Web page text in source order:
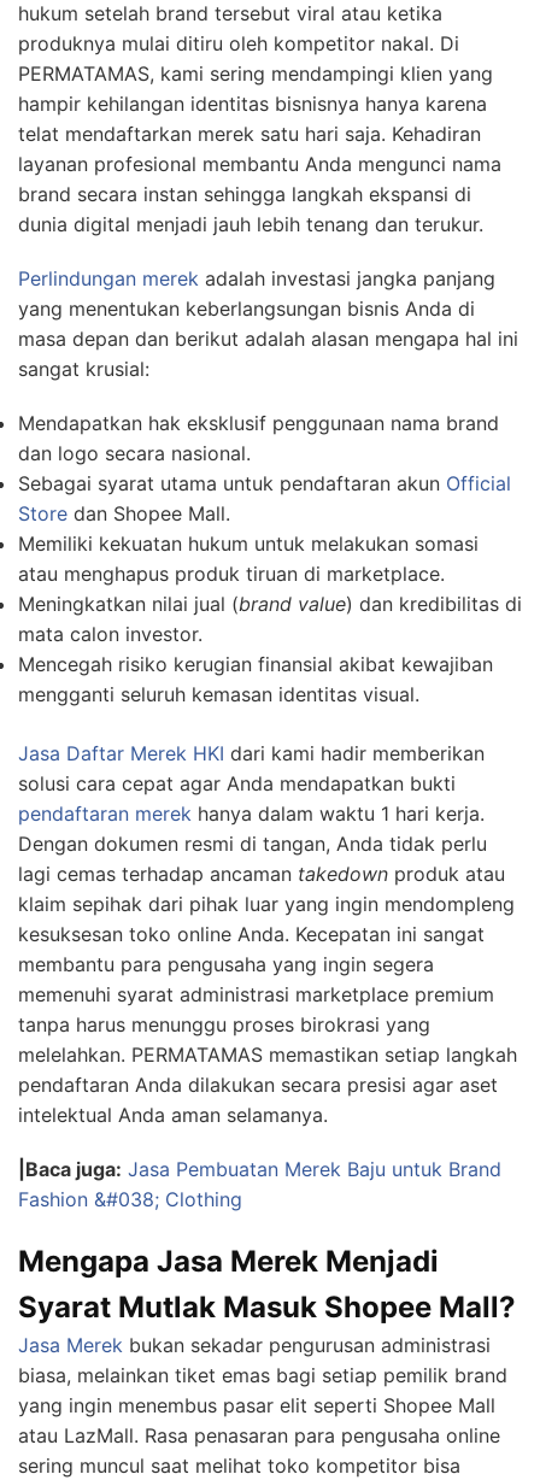
hukum setelah brand tersebut viral atau ketika
produknya mulai ditiru oleh kompetitor nakal. Di
PERMATAMAS, kami sering mendampingi klien yang
hampir kehilangan identitas bisnisnya hanya karena
telat mendaftarkan merek satu hari saja. Kehadiran
layanan profesional membantu Anda mengunci nama
brand secara instan sehingga langkah ekspansi di
dunia digital menjadi jauh lebih tenang dan terukur.
Perlindungan merek adalah investasi jangka panjang
yang menentukan keberlangsungan bisnis Anda di
masa depan dan berikut adalah alasan mengapa hal ini
sangat krusial:
Mendapatkan hak eksklusif penggunaan nama brand
dan logo secara nasional.
Sebagai syarat utama untuk pendaftaran akun Official
Store dan Shopee Mall.
Memiliki kekuatan hukum untuk melakukan somasi
atau menghapus produk tiruan di marketplace.
Meningkatkan nilai jual (brand value) dan kredibilitas di
mata calon investor.
Mencegah risiko kerugian finansial akibat kewajiban
mengganti seluruh kemasan identitas visual.
Jasa Daftar Merek HKI dari kami hadir memberikan
solusi cara cepat agar Anda mendapatkan bukti
pendaftaran merek hanya dalam waktu 1 hari kerja.
Dengan dokumen resmi di tangan, Anda tidak perlu
lagi cemas terhadap ancaman takedown produk atau
klaim sepihak dari pihak luar yang ingin mendompleng
kesuksesan toko online Anda. Kecepatan ini sangat
membantu para pengusaha yang ingin segera
memenuhi syarat administrasi marketplace premium
tanpa harus menunggu proses birokrasi yang
melelahkan. PERMATAMAS memastikan setiap langkah
pendaftaran Anda dilakukan secara presisi agar aset
intelektual Anda aman selamanya.
|Baca juga: Jasa Pembuatan Merek Baju untuk Brand
Fashion &#038; Clothing
Mengapa Jasa Merek Menjadi
Syarat Mutlak Masuk Shopee Mall?
Jasa Merek bukan sekadar pengurusan administrasi
biasa, melainkan tiket emas bagi setiap pemilik brand
yang ingin menembus pasar elit seperti Shopee Mall
atau LazMall. Rasa penasaran para pengusaha online
sering muncul saat melihat toko kompetitor bisa